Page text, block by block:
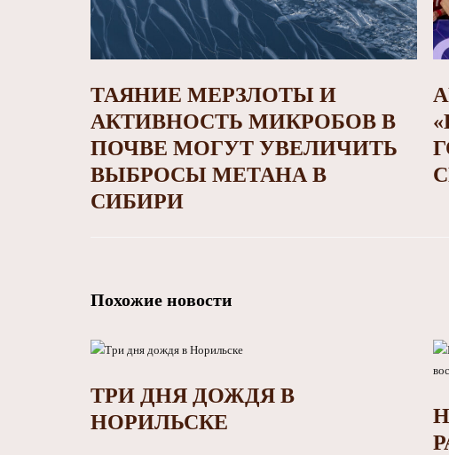
ТАЯНИЕ МЕРЗЛОТЫ И
АКТИВНОСТЬ МИКРОБОВ В
ПОЧВЕ МОГУТ УВЕЛИЧИТЬ
ВЫБРОСЫ МЕТАНА В
СИБИРИ
Похожие новости
ТРИ ДНЯ ДОЖДЯ В
НОРИЛЬСКЕ